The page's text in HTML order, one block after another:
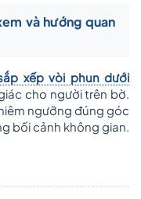
và hướng quan
xếp vòi phun dưới
cho người trên bờ.
ngưỡng đúng góc
bối cảnh không gian.